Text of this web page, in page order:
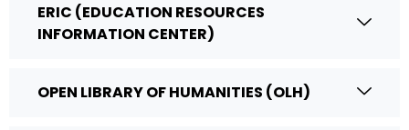
ERIC (EDUCATION RESOURCES
INFORMATION CENTER)
OPEN LIBRARY OF HUMANITIES (OLH)